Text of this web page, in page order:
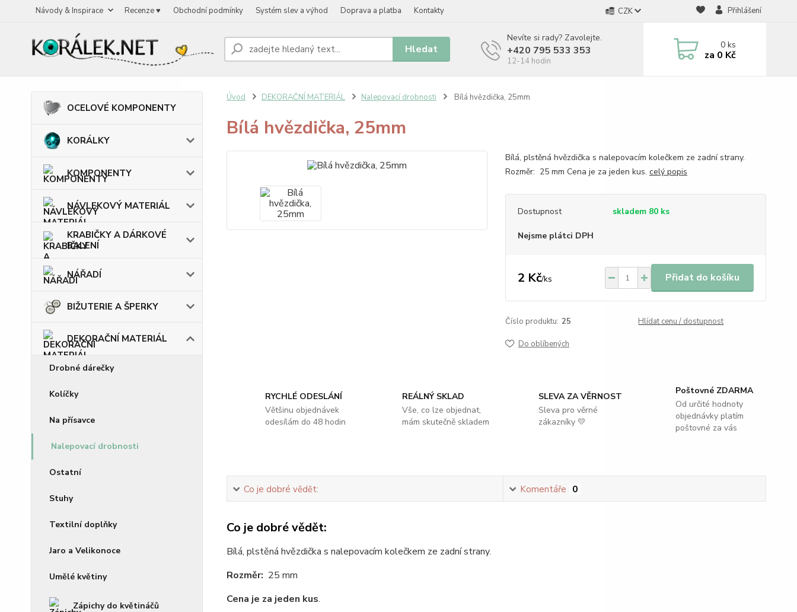
Návody & Inspirace Recenze ♥ Obchodní podmínky Systém slev a výhod Doprava a platba Kontakty CZK Přihlášení
Hledat
Nevíte si rady? Zavolejte.
+420 795 533 353
12-14 hodin
0ks
za 0 Kč
OCELOVÉ KOMPONENTY
KORÁLKY
KOMPONENTY
NÁVLEKOVÝ MATERIÁL
KRABIČKY A DÁRKOVÉ
BALENÍ
NÁŘADÍ
BIŽUTERIE A ŠPERKY
DEKORAČNÍ MATERIÁL
Drobné dárečky
Kolíčky
Na přísavce
Nalepovací drobnosti
Ostatní
Stuhy
Textilní doplňky
Jaro a Velikonoce
Umělé květiny
Zápichy do květináčů
Úvod DEKORAČNÍ MATERIÁL Nalepovací drobnosti Bílá hvězdička, 25mm
Bílá hvězdička, 25mm
Bílá, plstěná hvězdička s nalepovacím kolečkem ze zadní strany.
Rozměr: 25 mm Cena je za jeden kus. celý popis
Dostupnost skladem 80 ks
Nejsme plátci DPH
2 Kč/ks Přidat do košíku
Číslo produktu: 25 Hlídat cenu / dostupnost
Do oblíbených
RYCHLÉ ODESLÁNÍ
Většinu objednávek
odesílám do 48 hodin
REÁLNÝ SKLAD
Vše, co lze objednat,
mám skutečně skladem
SLEVA ZA VĚRNOST
Sleva pro věrné
zákazníky 💛
Poštovné ZDARMA
Od určité hodnoty
objednávky platím
poštovné za vás
Co je dobré vědět: Komentáře 0
Co je dobré vědět:
Bílá, plstěná hvězdička s nalepovacím kolečkem ze zadní strany.
Rozměr: 25 mm
Cena je za jeden kus.